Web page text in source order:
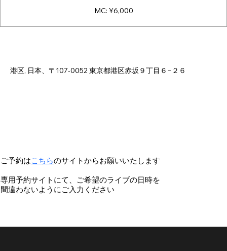
ご予約はこちらのサイトからお願いいたします
専用予約サイトにて、ご希望のライブの日時を
間違わないようにご入力ください
MC: ¥6,000
港区, 日本、〒107-0052 東京都港区赤坂９丁目６−２６